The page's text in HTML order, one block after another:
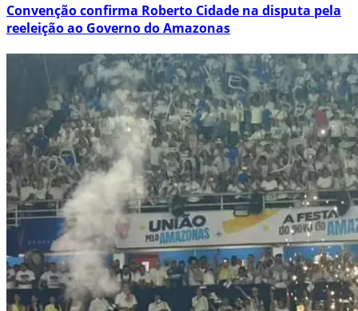
Convenção confirma Roberto Cidade na disputa pela
reeleição ao Governo do Amazonas